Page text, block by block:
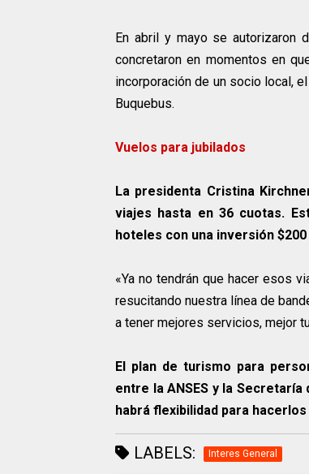
En abril y mayo se autorizaron
concretaron en momentos en
incorporación de un socio local,
Buquebus.
Vuelos para jubilados
La presidenta Cristina
viajes hasta en 36 cuotas.
hoteles con una inversión
«Ya no tendrán que hacer esos
resucitando nuestra línea de
a tener mejores servicios, mejor
El plan de turismo para
entre la ANSES y la
habrá flexibilidad para
LABELS: Interes General